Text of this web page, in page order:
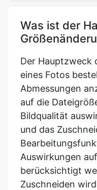
Was ist der
Der Hauptzweck
eines Fotos
Abmessungen
auf die
Bildqualität
und das
Auswirkungen
berücksichtigt
Zuschneiden